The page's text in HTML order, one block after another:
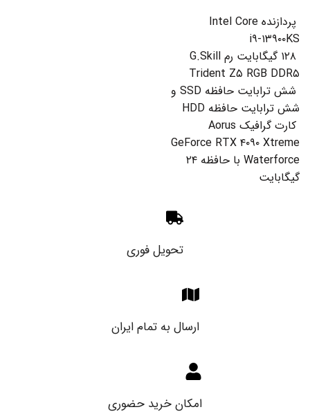
پردازنده Intel Core
i۹-۱۳۹۰۰KS
۱۲۸ گیگابایت رم G.Skill
Trident Z۵ RGB DDR۵
شش ترابایت حافظه SSD و
شش ترابایت حافظه HDD
کارت گرافیک Aorus
GeForce RTX ۴۰۹۰ Xtreme
Waterforce با حافظه ۲۴
گیگابایت
تحویل فوری
ارسال به تمام ایران
امکان خرید حضوری